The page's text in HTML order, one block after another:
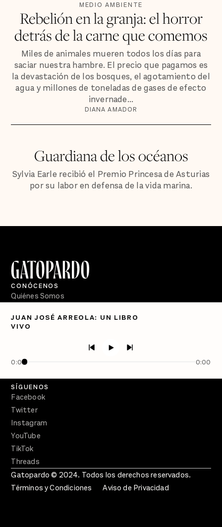
MEDIO AMBIENTE
Rebelión en la granja: el horror
detrás de la carne que comemos
Miles de animales mueren todos los días para
saciar nuestra hambre. El precio que pagamos es
la devastación de los bosques, el agotamiento del
agua y millones de toneladas de gases de efecto
invernade...
DIANA AMADOR
Guardiana de los océanos
Sylvia Earle recibió el Premio Princesa de Asturias
por su labor en defensa de la vida marina.
JUAN JOSÉ ARREOLA: UN LIBRO
VIVO
0:00 0:00
CONÓCENOS
Quiénes Somos
PÓDCASTS
Crecer en Distopía
SÍGUENOS
Facebook
Twitter
Instagram
YouTube
TikTok
Threads
Gatopardo © 2024. Todos los derechos reservados.
Términos y Condiciones
Aviso de Privacidad